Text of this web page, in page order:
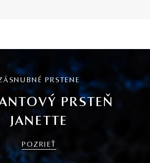
PRSTENE
PRSTEŇ
JANETTE
POZRIEŤ